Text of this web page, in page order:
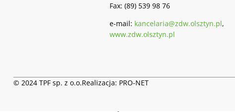
Fax: (89) 539 98 76
e-mail: kancelaria@zdw.olsztyn.pl,
www.zdw.olsztyn.pl
© 2024 TPF sp. z o.o.Realizacja: PRO-NET